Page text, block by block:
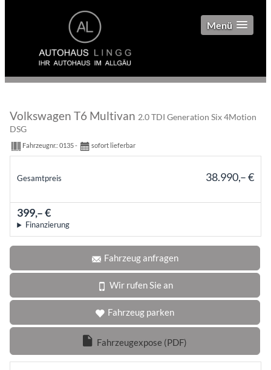
Menü
Volkswagen T6 Multivan 2.0 TDI Generation Six 4Motion
DSG
Fahrzeugnr.: 0135 sofort lieferbar
Gesamtpreis 38.990,– €
399,– €
Finanzierung
Fahrzeug anfragen
Wir rufen Sie an
Fahrzeug parken
Fahrzeugexpose (PDF)